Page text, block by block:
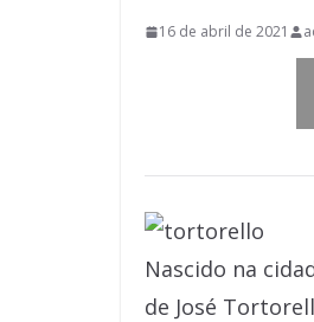
16 de abril de 2021
Nascido na
de José